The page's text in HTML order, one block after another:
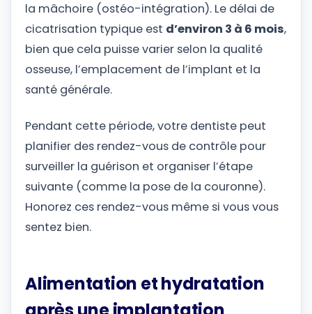
la mâchoire (ostéo-intégration). Le délai de
cicatrisation typique est d’environ 3 à 6 mois,
bien que cela puisse varier selon la qualité
osseuse, l’emplacement de l’implant et la
santé générale.
Pendant cette période, votre dentiste peut
planifier des rendez-vous de contrôle pour
surveiller la guérison et organiser l’étape
suivante (comme la pose de la couronne).
Honorez ces rendez-vous même si vous vous
sentez bien.
Alimentation et hydratation